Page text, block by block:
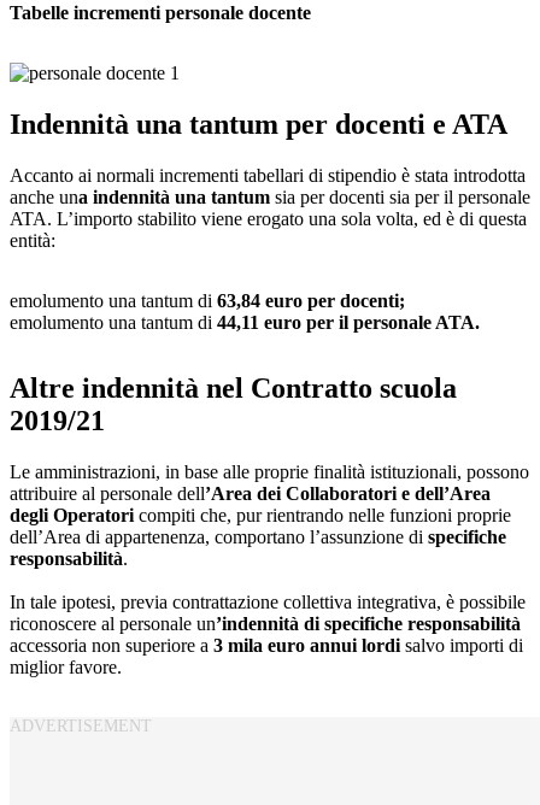
Tabelle incrementi personale docente
Indennità una tantum per docenti e ATA
Accanto ai normali incrementi tabellari di stipendio è stata introdotta
anche una indennità una tantum sia per docenti sia per il personale
ATA. L’importo stabilito viene erogato una sola volta, ed è di questa
entità:
emolumento una tantum di 63,84 euro per docenti;
emolumento una tantum di 44,11 euro per il personale ATA.
Altre indennità nel Contratto scuola
2019/21
Le amministrazioni, in base alle proprie finalità istituzionali, possono
attribuire al personale dell’Area dei Collaboratori e dell’Area
degli Operatori compiti che, pur rientrando nelle funzioni proprie
dell’Area di appartenenza, comportano l’assunzione di specifiche
responsabilità.
In tale ipotesi, previa contrattazione collettiva integrativa, è possibile
riconoscere al personale un’indennità di specifiche responsabilità
accessoria non superiore a 3 mila euro annui lordi salvo importi di
miglior favore.